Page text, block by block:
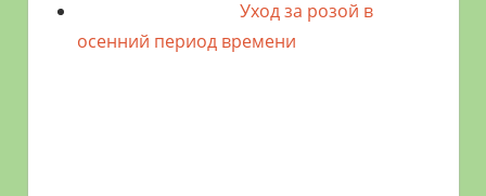
Уход за розой в
осенний период времени